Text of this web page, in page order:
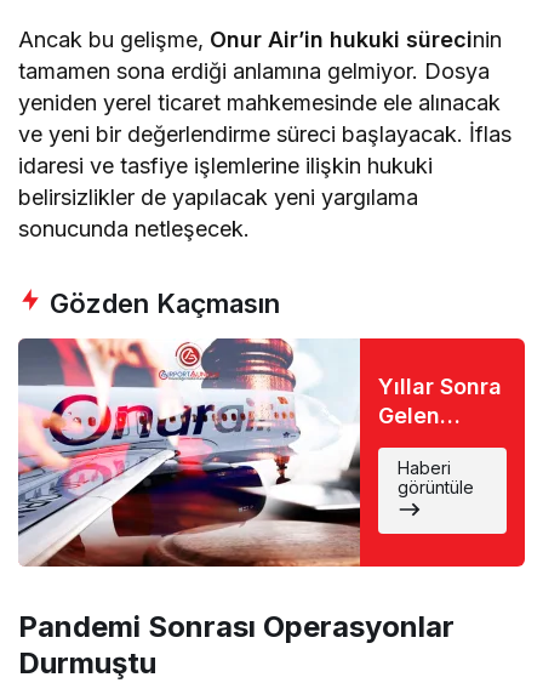
Ancak bu gelişme, Onur Air’in hukuki sürecinin
tamamen sona erdiği anlamına gelmiyor. Dosya
yeniden yerel ticaret mahkemesinde ele alınacak
ve yeni bir değerlendirme süreci başlayacak. İflas
idaresi ve tasfiye işlemlerine ilişkin hukuki
belirsizlikler de yapılacak yeni yargılama
sonucunda netleşecek.
Gözden Kaçmasın
Yıllar Sonra
Gelen
Karar: Onur
Air Tarihe
Karıştı
Haberi
görüntüle
Pandemi Sonrası Operasyonlar
Durmuştu